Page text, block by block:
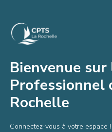
Bienvenue sur
Professionnel
Rochelle
Connectez-vous à votre espace !